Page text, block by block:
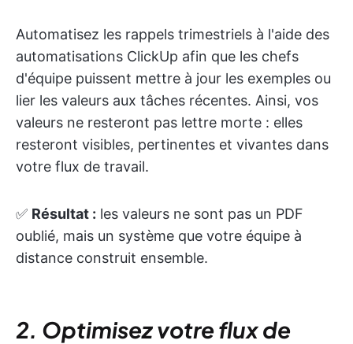
Automatisez les rappels trimestriels à l'aide des
automatisations ClickUp afin que les chefs
d'équipe puissent mettre à jour les exemples ou
lier les valeurs aux tâches récentes. Ainsi, vos
valeurs ne resteront pas lettre morte : elles
resteront visibles, pertinentes et vivantes dans
votre flux de travail.
✅ Résultat : les valeurs ne sont pas un PDF
oublié, mais un système que votre équipe à
distance construit ensemble.
2. Optimisez votre flux de